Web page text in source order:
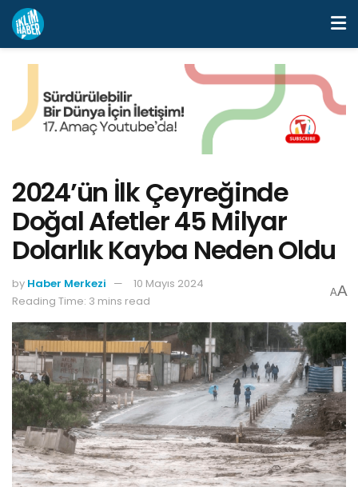
2024’ün İlk Çeyreğinde
Doğal Afetler 45 Milyar
Dolarlık Kayba Neden Oldu
by Haber Merkezi
10 Mayıs 2024
Reading Time: 3 mins read
AA